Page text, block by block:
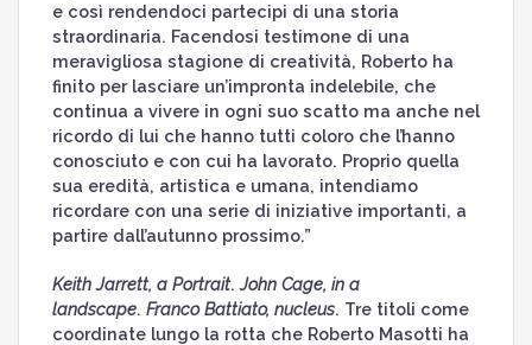
e così rendendoci partecipi di una storia
straordinaria. Facendosi testimone di una
meravigliosa stagione di creatività, Roberto ha
finito per lasciare un’impronta indelebile, che
continua a vivere in ogni suo scatto ma anche nel
ricordo di lui che hanno tutti coloro che l’hanno
conosciuto e con cui ha lavorato. Proprio quella
sua eredità, artistica e umana, intendiamo
ricordare con una serie di iniziative importanti, a
partire dall’autunno prossimo.”
Keith Jarrett, a Portrait.John Cage, in a
landscape. Franco Battiato, nucleus. Tre titoli come
coordinate lungo la rotta che Roberto Masotti ha